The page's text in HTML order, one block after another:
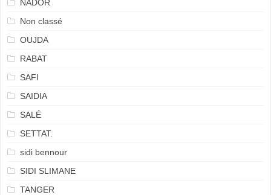
NADOR
Non classé
OUJDA
RABAT
SAFI
SAIDIA
SALÉ
SETTAT.
sidi bennour
SIDI SLIMANE
TANGER